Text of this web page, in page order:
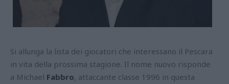
Si allunga la lista dei giocatori che interessano il Pescara
in vita della prossima stagione. Il nome nuovo risponde
a Michael Fabbro, attaccante classe 1996 in questa